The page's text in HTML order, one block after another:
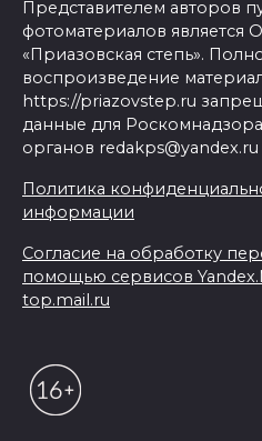
Представителем авторов
фотоматериалов является
«Приазовская степь».
воспроизведение
https://priazovstep.ru
данные для
органов redakps@yandex.ru
Политика
информации
Согласие на обработку
помощью сервисов
top.mail.ru